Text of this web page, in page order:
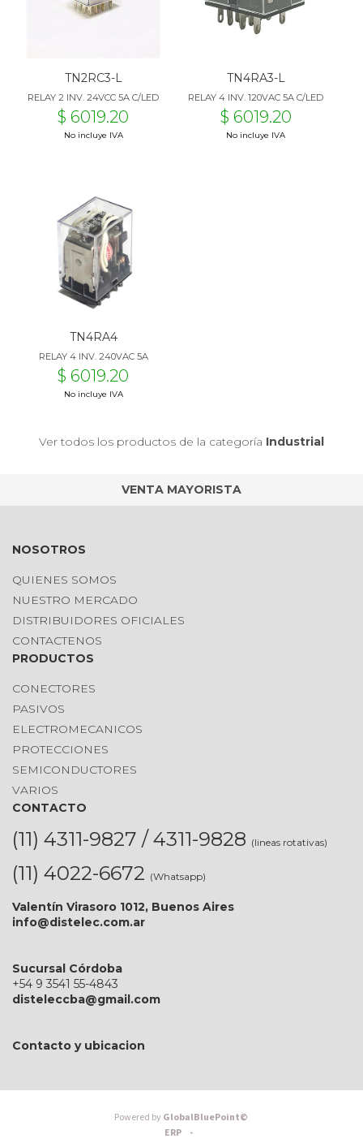
TN2RC3-L
RELAY 2 INV. 24VCC 5A C/LED
$ 6019.20
No incluye IVA
TN4RA3-L
RELAY 4 INV. 120VAC 5A C/LED
$ 6019.20
No incluye IVA
TN4RA4
RELAY 4 INV. 240VAC 5A
$ 6019.20
No incluye IVA
Ver todos los productos de la categoría Industrial
VENTA MAYORISTA
NOSOTROS
QUIENES SOMOS
NUESTRO MERCADO
DISTRIBUIDORES OFICIALES
CONTACTENOS
PRODUCTOS
CONECTORES
PASIVOS
ELECTROMECANICOS
PROTECCIONES
SEMICONDUCTORES
VARIOS
CONTACTO
(11) 4311-9827 / 4311-9828 (lineas rotativas)
(11) 4022-6672 (Whatsapp)
Valentín Virasoro 1012, Buenos Aires
info@distelec.com.ar
Sucursal Córdoba
+54 9 3541 55-4843
disteleccba@gmail.com
Contacto y ubicacion
Powered byGlobalBluePoint©
ERP -